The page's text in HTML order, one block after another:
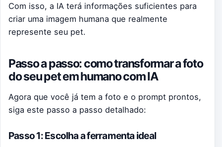
Com isso, a IA terá informações suficientes para
criar uma imagem humana que realmente
represente seu pet.
Passo a passo: como transformar a foto
do seu pet em humano com IA
Agora que você já tem a foto e o prompt prontos,
siga este passo a passo detalhado:
Passo 1: Escolha a ferramenta ideal